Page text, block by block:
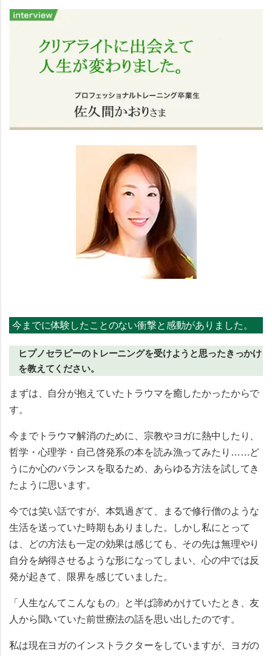
今までに体験したことのない衝撃と感動がありました。
ヒプノセラピーのトレーニングを受けようと思ったきっかけ
を教えてください。
まずは、自分が抱えていたトラウマを癒したかったからで
す。
今までトラウマ解消のために、宗教やヨガに熱中したり、
哲学・心理学・自己啓発系の本を読み漁ってみたり……ど
うにか心のバランスを取るため、あらゆる方法を試してき
たように思います。
今では笑い話ですが、本気過ぎて、まるで修行僧のような
生活を送っていた時期もありました。しかし私にとって
は、どの方法も一定の効果は感じても、その先は無理やり
自分を納得させるような形になってしまい、心の中では反
発が起きて、限界を感じていました。
「人生なんてこんなもの」と半ば諦めかけていたとき、友
人から聞いていた前世療法の話を思い出したのです。
私は現在ヨガのインストラクターをしていますが、ヨガの